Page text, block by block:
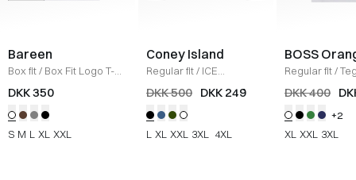
Bareen
Box fit/ Box Fit Logo T-
shirt /WHITE
DKK 350
S M L XL XXL
Coney Island
Regular fit/ ICE
Sweatshirt
/BLACK
DKK 500 DKK 249
L XL XXL 3XL 4XL
BOSS
Regular fit/
Shirt
HVID
DKK 400
+2
XL XXL 3XL